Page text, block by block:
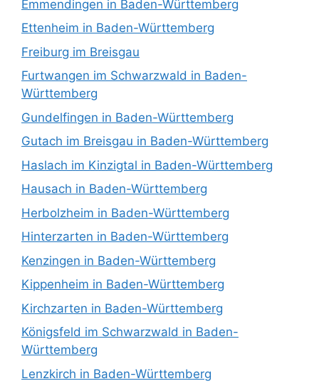
Emmendingen in Baden-Württemberg
Ettenheim in Baden-Württemberg
Freiburg im Breisgau
Furtwangen im Schwarzwald in Baden-
Württemberg
Gundelfingen in Baden-Württemberg
Gutach im Breisgau in Baden-Württemberg
Haslach im Kinzigtal in Baden-Württemberg
Hausach in Baden-Württemberg
Herbolzheim in Baden-Württemberg
Hinterzarten in Baden-Württemberg
Kenzingen in Baden-Württemberg
Kippenheim in Baden-Württemberg
Kirchzarten in Baden-Württemberg
Königsfeld im Schwarzwald in Baden-
Württemberg
Lenzkirch in Baden-Württemberg